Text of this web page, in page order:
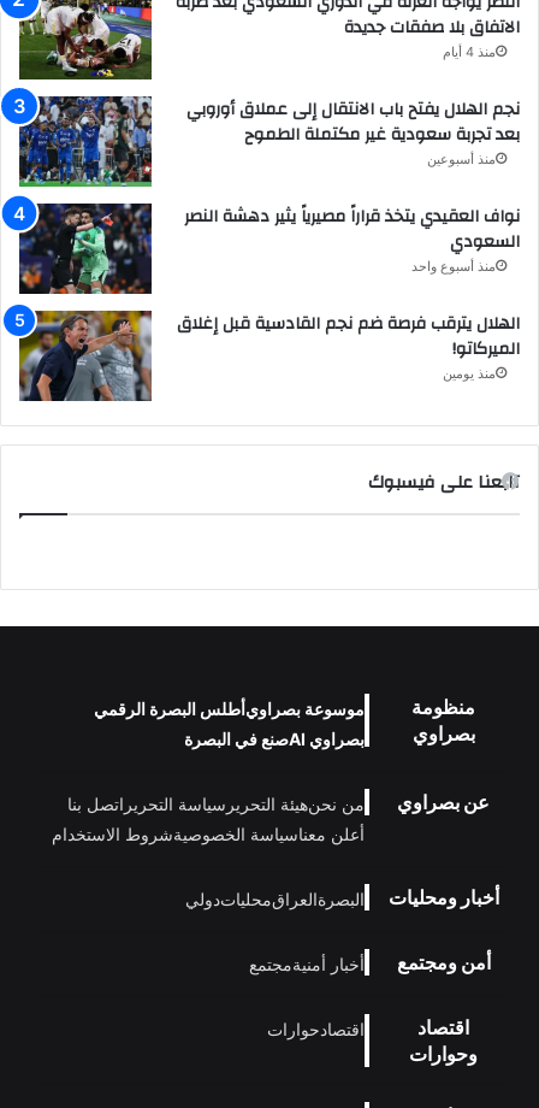
الاتفاق بلا صفقات جديدة
منذ 4 أيام
نجم الهلال يفتح باب الانتقال إلى عملاق أوروبي
بعد تجربة سعودية غير مكتملة الطموح
منذ أسبوعين
نواف العقيدي يتخذ قراراً مصيرياً يثير دهشة النصر
السعودي
منذ أسبوع واحد
الهلال يترقب فرصة ضم نجم القادسية قبل إغلاق
الميركاتو!
منذ يومين
تابعنا على فيسبوك
منظومة
بصراوي
موسوعة بصراويأطلس البصرة الرقمي
بصراوي AI
صنع في البصرة
عن بصراوي من نحنهيئة التحرير سياسة التحرير اتصل بنا
أعلن معناسياسة الخصوصيةشروط الاستخدام
أخبار ومحليات البصرةالعراقمحلياتدولي
أمن ومجتمع أخبار أمنيةمجتمع
اقتصاد
وحوارات
اقتصادحوارات